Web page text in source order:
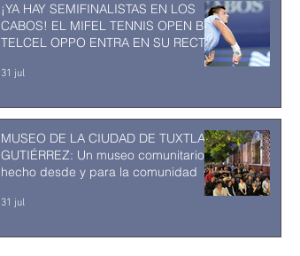
¡YA HAY SEMIFINALISTAS EN LOS
CABOS! EL MIFEL TENNIS OPEN BY
TELCEL OPPO ENTRA EN SU RECTA
31 jul
MUSEO DE LA CIUDAD DE TUXTLA
GUTIÉRREZ: Un museo comunitario
hecho desde y para la comunidad
31 jul